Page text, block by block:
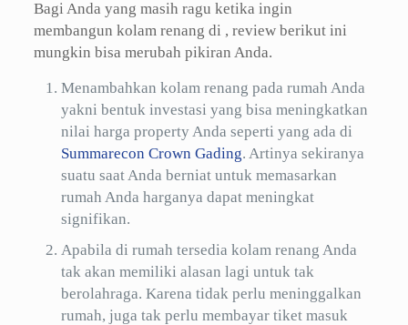
Bagi Anda yang masih ragu ketika ingin
membangun kolam renang di , review berikut ini
mungkin bisa merubah pikiran Anda.
Menambahkan kolam renang pada rumah Anda
yakni bentuk investasi yang bisa meningkatkan
nilai harga property Anda seperti yang ada di
Summarecon Crown Gading. Artinya sekiranya
suatu saat Anda berniat untuk memasarkan
rumah Anda harganya dapat meningkat
signifikan.
Apabila di rumah tersedia kolam renang Anda
tak akan memiliki alasan lagi untuk tak
berolahraga. Karena tidak perlu meninggalkan
rumah, juga tak perlu membayar tiket masuk